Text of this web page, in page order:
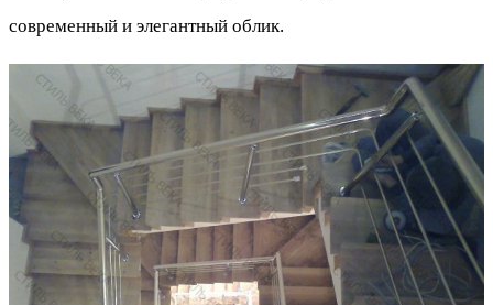
современный и элегантный облик.